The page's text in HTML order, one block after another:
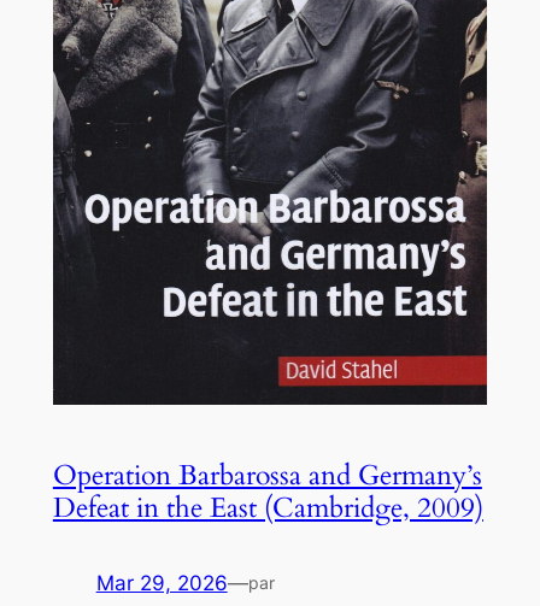
Operation Barbarossa and Germany’s
Defeat in the East (Cambridge, 2009)
Mar 29, 2026—par